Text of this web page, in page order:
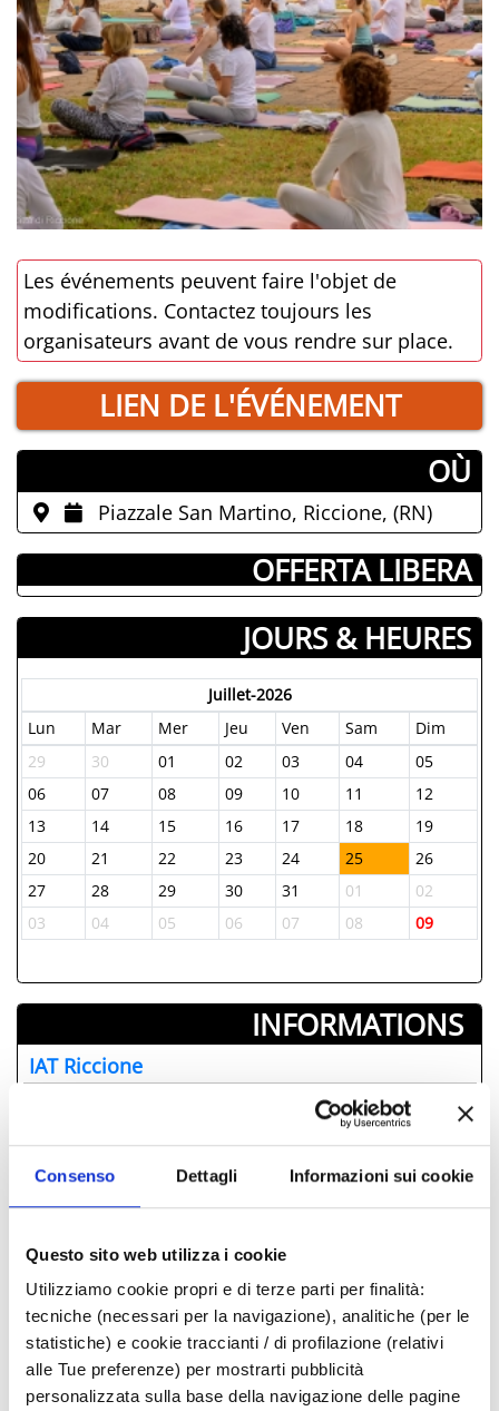
Consenso Dettagli Informazioni sui cookie
Questo sito web utilizza i cookie
Utilizziamo cookie propri e di terze parti per finalità:
tecniche (necessari per la navigazione), analitiche (per le
statistiche) e cookie traccianti / di profilazione (relativi
alle Tue preferenze) per mostrarti pubblicità
personalizzata sulla base della navigazione delle pagine
Les événements peuvent faire l'objet de
modifications. Contactez toujours les
organisateurs avant de vous rendre sur place.
LIEN DE L'ÉVÉNEMENT
­OÙ
Piazzale San Martino, Riccione, (RN)
­ OFFERTA LIBERA
JOURS & HEURES
Juillet-2026
Lun
Mar Mer Jeu Ven Sam
Dim
29
30 01 02 03 04
05
06
07 08 09 10 11
12
13
14 15 16 17 18
19
20
21 22 23 24 25
26
27
28 29 30 31 01
02
03
04 05 06 07 08 09
INFORMATIONS ­
IAT Riccione
Comune di Riccione propose
Levers de soleil à contre-jour, concerts au
lever de soleil sur les plages de Riccione
2026.
Riccione Music City - Eiffel 65
Riccione Family Show